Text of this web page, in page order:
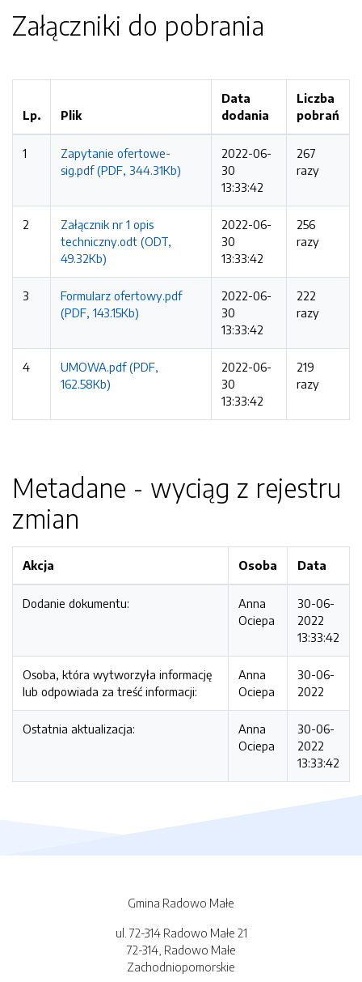
Załączniki do pobrania
Lp. Plik
Data
dodania
Liczba
pobrań
1
Zapytanie ofertowe-
sig.pdf (PDF, 344.31Kb)
2022-06-
30
13:33:42
267
razy
2
Załącznik nr 1 opis
techniczny.odt (ODT,
49.32Kb)
2022-06-
30
13:33:42
256
razy
3
Formularz ofertowy.pdf
(PDF, 143.15Kb)
2022-06-
30
13:33:42
222
razy
4
UMOWA.pdf (PDF,
162.58Kb)
2022-06-
30
13:33:42
219
razy
Metadane - wyciąg z rejestru
zmian
Akcja Osoba Data
Dodanie dokumentu:
Anna
Ociepa
30-06-
2022
13:33:42
Osoba, która wytworzyła informację
lub odpowiada za treść informacji:
Anna
Ociepa
30-06-
2022
Ostatnia aktualizacja:
Anna
Ociepa
30-06-
2022
13:33:42
Gmina Radowo Małe
ul. 72-314 Radowo Małe 21
72-314, Radowo Małe
Zachodniopomorskie